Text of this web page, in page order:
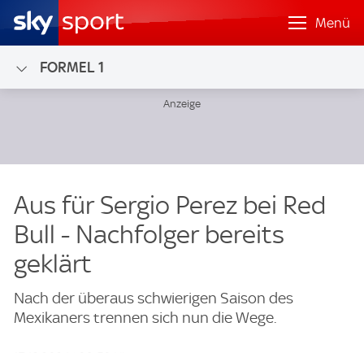
Menü
FORMEL 1
Aus für Sergio Perez bei Red
Bull - Nachfolger bereits
geklärt
Nach der überaus schwierigen Saison des
Mexikaners trennen sich nun die Wege.